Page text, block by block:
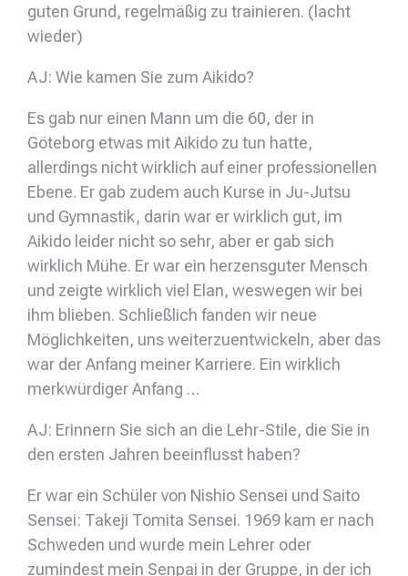
guten Grund, regelmäßig zu trainieren. (lacht
wieder)
AJ: Wie kamen Sie zum Aikido?
Es gab nur einen Mann um die 60, der in
Göteborg etwas mit Aikido zu tun hatte,
allerdings nicht wirklich auf einer professionellen
Ebene. Er gab zudem auch Kurse in Ju-Jutsu
und Gymnastik, darin war er wirklich gut, im
Aikido leider nicht so sehr, aber er gab sich
wirklich Mühe. Er war ein herzensguter Mensch
und zeigte wirklich viel Elan, weswegen wir bei
ihm blieben. Schließlich fanden wir neue
Möglichkeiten, uns weiterzuentwickeln, aber das
war der Anfang meiner Karriere. Ein wirklich
merkwürdiger Anfang …
AJ: Erinnern Sie sich an die Lehr-Stile, die Sie in
den ersten Jahren beeinflusst haben?
Er war ein Schüler von Nishio Sensei und Saito
Sensei: Takeji Tomita Sensei. 1969 kam er nach
Schweden und wurde mein Lehrer oder
zumindest mein Senpai in der Gruppe, in der ich